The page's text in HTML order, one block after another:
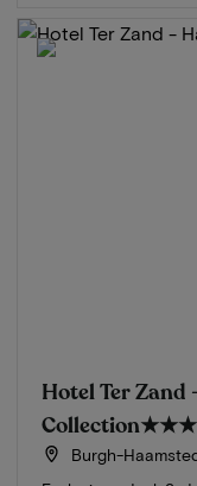
Hotel Ter
Collection
Burgh-